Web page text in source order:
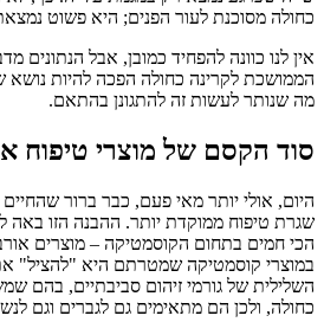
כחולה מסוכנת לעור הפנים; היא פשוט
אין לנו כוונה להפחיד כמובן, אבל
הממושכת לקרינה כחולה הפכה להיות נושא
מה שנותר לעשות זה להתגונן בהתאם.
סוד הקסם של מוצרי טיפוח
היום, אולי יותר מאי פעם, כבר ברור
שגרת טיפוח ממוקדת יותר. ההבנה הזו באה
הכי חמים בתחום הקוסמטיקה – מוצרים
במוצרי קוסמטיקה שמטרתם היא "להציל"
השלילית של גורמי זיהום סביבתיים, בהם
כחולה, ולכן הם מתאימים גם לגברים וגם